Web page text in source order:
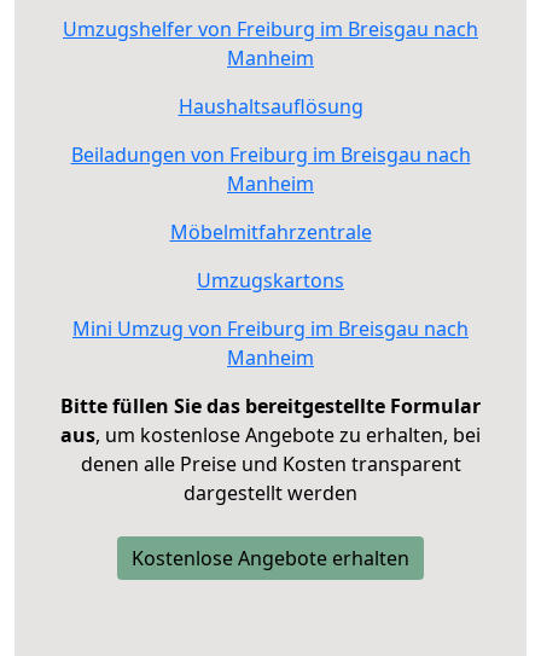
Umzugshelfer von Freiburg im Breisgau nach
Manheim
Haushaltsauflösung
Beiladungen von Freiburg im Breisgau nach
Manheim
Möbelmitfahrzentrale
Umzugskartons
Mini Umzug von Freiburg im Breisgau nach
Manheim
Bitte füllen Sie das bereitgestellte Formular
aus, um kostenlose Angebote zu erhalten, bei
denen alle Preise und Kosten transparent
dargestellt werden
Kostenlose Angebote erhalten